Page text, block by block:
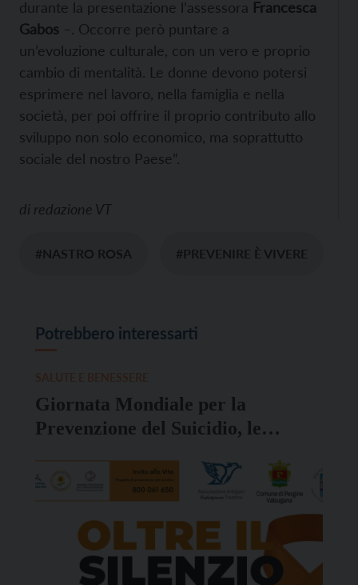
durante la presentazione l’assessora Francesca
Gabos –. Occorre però puntare a
un’evoluzione culturale, con un vero e proprio
cambio di mentalità. Le donne devono potersi
esprimere nel lavoro, nella famiglia e nella
società, per poi offrire il proprio contributo allo
sviluppo non solo economico, ma soprattutto
sociale del nostro Paese”.
di redazione VT
#NASTRO ROSA #PREVENIRE È VIVERE
Potrebbero interessarti
Giornata Mondiale per la
Prevenzione del Suicidio, le